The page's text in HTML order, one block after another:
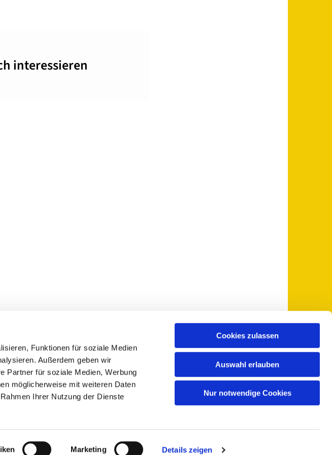
Funktionen für soziale Medien
Außerdem geben wir
Partner für soziale Medien, Werbung
möglicherweise mit weiteren Daten
Ihrer Nutzung der Dienste
Marketing Details zeigen
Cookies zulassen
Auswahl erlauben
Nur notwendige Cookies
interessieren
17489 Greifswald+49 3834 5735-0
pfarramt@sankt-otto.de
Impressum